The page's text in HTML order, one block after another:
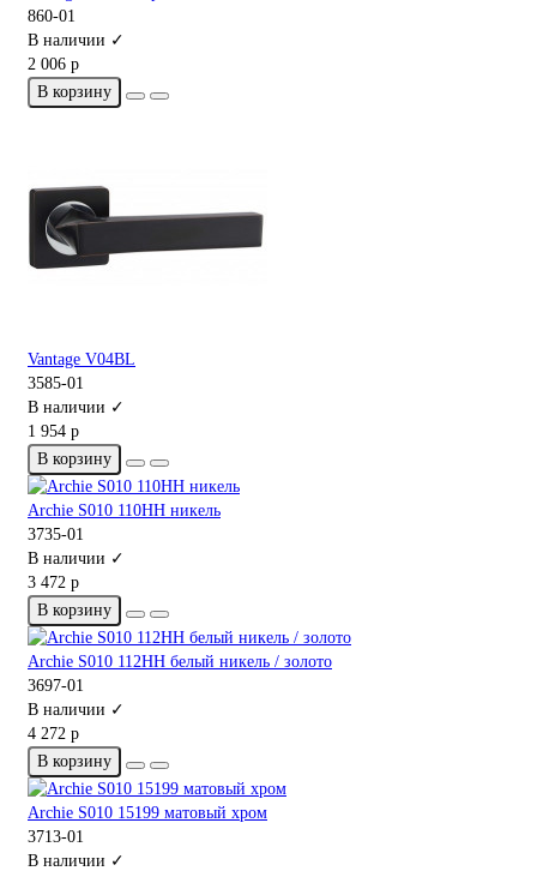
860-01
В наличии ✓
2 006 р
В корзину
Vantage V04BL
3585-01
В наличии ✓
1 954 р
В корзину
Archie S010 110HH никель
3735-01
В наличии ✓
3 472 р
В корзину
Archie S010 112HH белый никель / золото
3697-01
В наличии ✓
4 272 р
В корзину
Archie S010 15199 матовый хром
3713-01
В наличии ✓